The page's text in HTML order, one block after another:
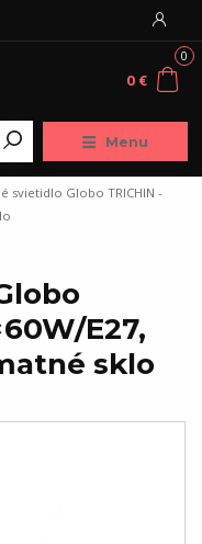
Menu
0
0 €
svietidlo Globo TRICHIN -
E27,
sklo